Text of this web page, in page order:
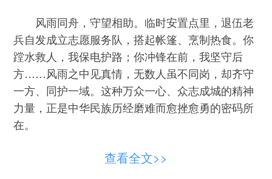
风雨同舟，守望相助。临时安置点里，退伍老
兵自发成立志愿服务队，搭起帐篷、烹制热食。你
蹚水救人，我保电护路；你冲锋在前，我坚守后
方……风雨之中见真情，无数人虽不同岗，却齐守
一方、同护一域。这种万众一心、众志成城的精神
力量，正是中华民族历经磨难而愈挫愈勇的密码所
在。
风雨未歇，守护不怠。有党中央坚强领导，有
查看全文>>